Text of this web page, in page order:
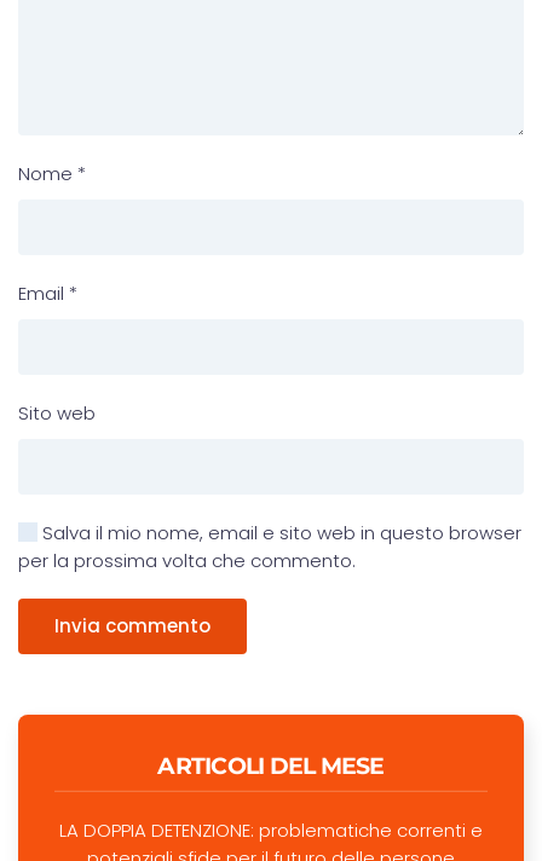
Nome *
Email *
Sito web
Salva il mio nome, email e sito web in questo browser
per la prossima volta che commento.
Invia commento
ARTICOLI DEL MESE
LA DOPPIA DETENZIONE: problematiche correnti e